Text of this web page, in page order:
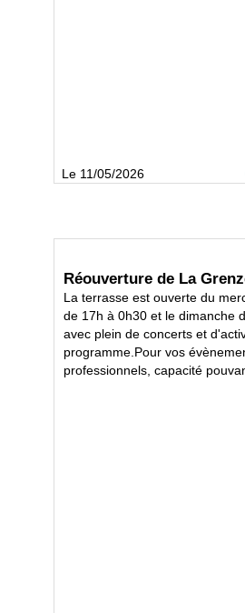
Le 11/05/2026
Réouverture de La
La terrasse est ouverte du
de 17h à 0h30 et le dimanche
avec plein de concerts et
programme.Pour vos
professionnels, capacité